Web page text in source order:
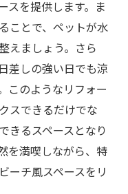
スを提供します。ま
ことで、ペットが水
えましょう。さら
差しの強い日でも涼
このようなリフォー
スできるだけでな
きるスペースとなり
を満喫しながら、特
ーチ風スペースをリ